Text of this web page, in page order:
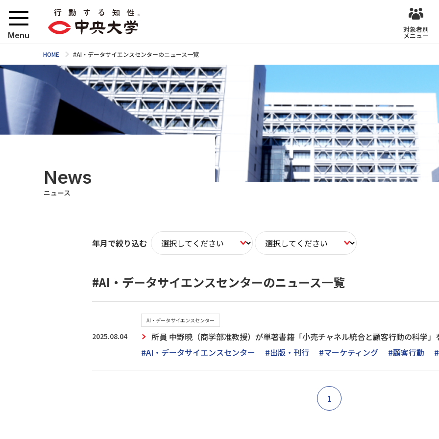
Menu
対象者別
メニュー
HOME #AI・データサイエンスセンターのニュース一覧
News
ニュース
年月で絞り込む
#AI・データサイエンスセンターのニュース一覧
2025.08.04
AI・データサイエンスセンター
所員 中野暁（商学部准教授）が単著書籍「小売チャネル統合と顧客行動の科学」
#AI・データサイエンスセンター
#出版・刊行 #マーケティング #顧客行動
1